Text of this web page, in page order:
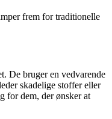
frem for traditionelle
De bruger en vedvarende
skadelige stoffer eller
for dem, der ønsker at